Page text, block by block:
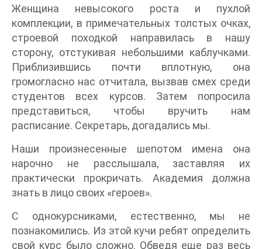
Женщина невысокого роста и пухлой
комплекции, в примечательных толстых очках,
строевой походкой направилась в нашу
сторону, отстукивая небольшими каблучками.
Приблизившись почти вплотную, она
громогласно нас отчитала, вызвав смех среди
студентов всех курсов. Затем попросила
представиться, чтобы вручить нам
расписание. Секретарь, догадались мы.
Наши произнесенные шепотом имена она
нарочно не расслышала, заставляя их
практически прокричать. Академия должна
знать в лицо своих «героев».
С однокурсниками, естественно, мы не
познакомились. Из этой кучи ребят определить
свой курс было сложно. Обведя еще раз весь